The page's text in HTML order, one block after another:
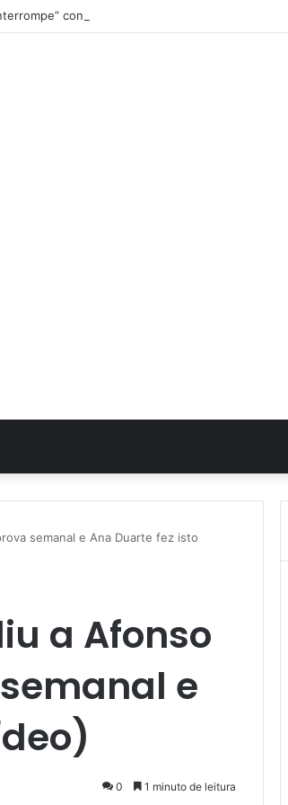
confessionário
semanal e Ana Duarte fez isto
a Afonso
e
0 1 minuto de leitura